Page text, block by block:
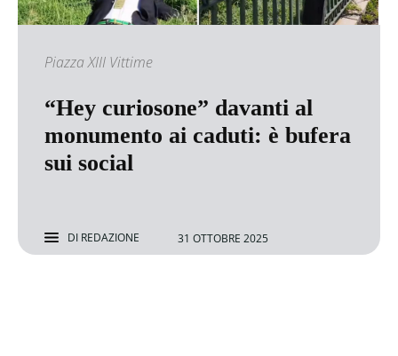
Piazza XIII Vittime
“Hey curiosone” davanti al
monumento ai caduti: è bufera
sui social
DI REDAZIONE 31 OTTOBRE 2025